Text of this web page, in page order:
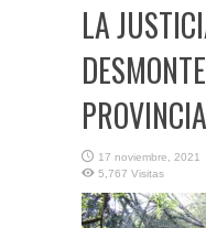
LA
17 noviembre, 2021
5,767 Visitas